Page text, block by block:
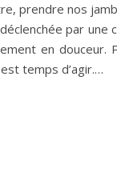
prendre nos
par
en
temps d’agir.…